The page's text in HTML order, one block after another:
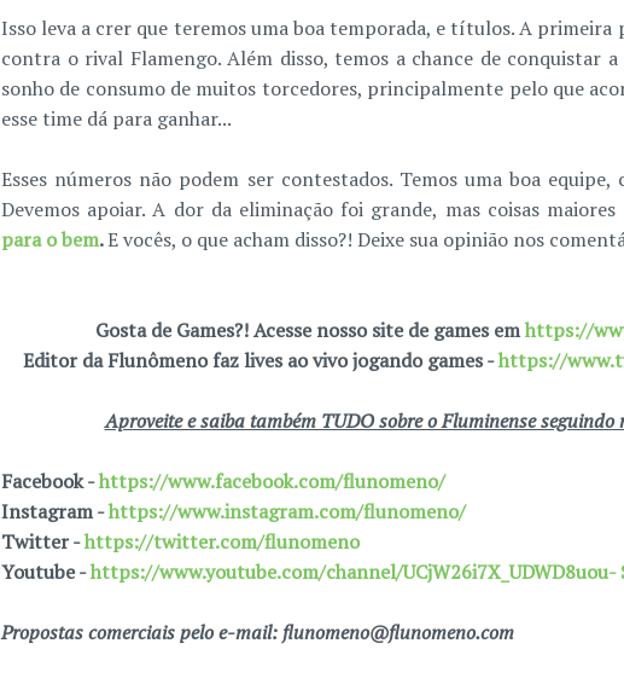
Isso leva a crer que teremos uma boa temporada, e títulos. A primeira
contra o rival Flamengo. Além disso, temos a chance de conquistar a
sonho de consumo de muitos torcedores, principalmente pelo que
esse time dá para ganhar...
Esses números não podem ser contestados. Temos uma boa
Devemos apoiar. A dor da eliminação foi grande, mas coisas
para o bem.E vocês, o que acham disso?! Deixe sua opinião nos
Gosta de Games?! Acesse nosso site de games emhttps://
Editor da Flunômeno faz lives ao vivo jogando games -https://
Aproveite e saiba também TUDO sobre o Fluminense seguindo
Facebook -https://www.facebook.com/flunomeno/
Instagram -https://www.instagram.com/flunomeno/
Twitter -https://twitter.com/flunomeno
Youtube -https://www.youtube.com/channel/UCjW26i7X_UDWD8uou-
Propostas comerciais pelo e-mail: flunomeno@flunomeno.com